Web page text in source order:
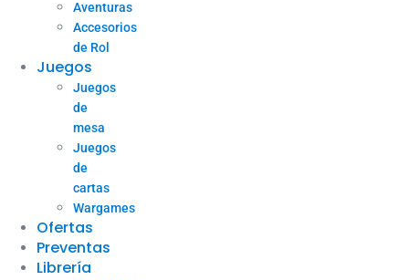
Aventuras
Accesorios
de Rol
Juegos
Juegos
de
mesa
Juegos
de
cartas
Wargames
Ofertas
Preventas
Librería